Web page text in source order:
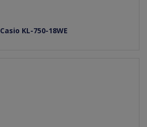
Casio KL-750-18WE